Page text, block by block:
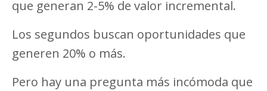
que generan 2-5% de valor incremental.
Los segundos buscan oportunidades que
generen 20% o más.
Pero hay una pregunta más incómoda que